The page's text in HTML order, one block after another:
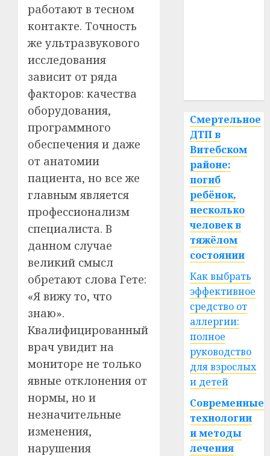
работают в тесном
контакте. Точность
же ультразвукового
исследования
зависит от ряда
факторов: качества
оборудования,
программного
обеспечения и даже
от анатомии
пациента, но все же
главным является
профессионализм
специалиста. В
данном случае
великий смысл
обретают слова Гете:
«Я вижу то, что
знаю».
Квалифицированный
врач увидит на
мониторе не только
явные отклонения от
нормы, но и
незначительные
изменения,
нарушения
Смертельное
ДТП в
Витебском
районе:
погиб
ребёнок,
несколько
человек в
тяжёлом
состоянии
Как выбрать
эффективное
средство от
аллергии:
полное
руководство
для взрослых
и детей
Современные
технологии
и методы
лечения